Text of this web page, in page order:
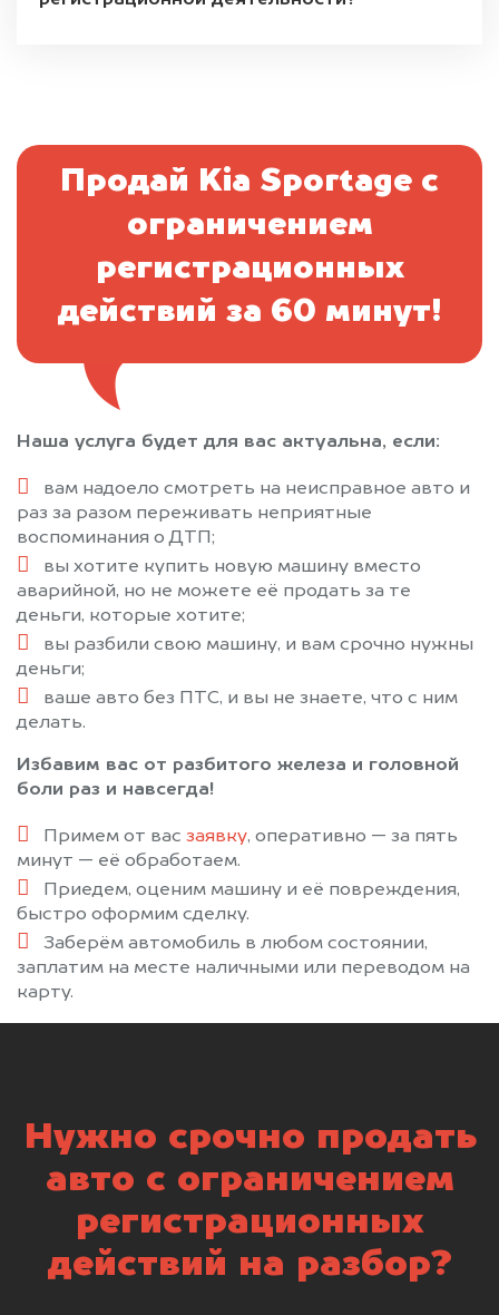
Продай Kia Sportage с
ограничением
регистрационных
действий за 60 минут!
Наша услуга будет для вас актуальна, если:
вам надоело смотреть на неисправное авто и
раз за разом переживать неприятные
воспоминания о ДТП;
вы хотите купить новую машину вместо
аварийной, но не можете её продать за те
деньги, которые хотите;
вы разбили свою машину, и вам срочно нужны
деньги;
ваше авто без ПТС, и вы не знаете, что с ним
делать.
Избавим вас от разбитого железа и головной
боли раз и навсегда!
Примем от вас заявку, оперативно — за пять
минут — её обработаем.
Приедем, оценим машину и её повреждения,
быстро оформим сделку.
Заберём автомобиль в любом состоянии,
заплатим на месте наличными или переводом на
карту.
Нужно срочно продать
авто с ограничением
регистрационных
действий на разбор?